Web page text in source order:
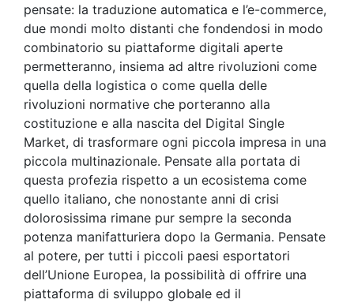
pensate: la traduzione automatica e l’e-commerce,
due mondi molto distanti che fondendosi in modo
combinatorio su piattaforme digitali aperte
permetteranno, insiema ad altre rivoluzioni come
quella della logistica o come quella delle
rivoluzioni normative che porteranno alla
costituzione e alla nascita del Digital Single
Market, di trasformare ogni piccola impresa in una
piccola multinazionale. Pensate alla portata di
questa profezia rispetto a un ecosistema come
quello italiano, che nonostante anni di crisi
dolorosissima rimane pur sempre la seconda
potenza manifatturiera dopo la Germania. Pensate
al potere, per tutti i piccoli paesi esportatori
dell’Unione Europea, la possibilità di offrire una
piattaforma di sviluppo globale ed il